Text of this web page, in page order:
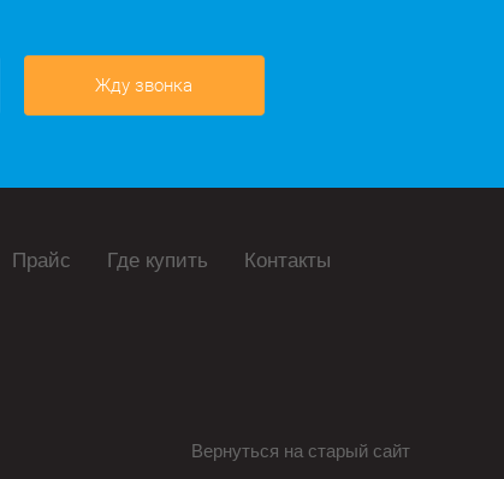
Жду звонка
Прайс Где купить Контакты
Вернуться на старый сайт